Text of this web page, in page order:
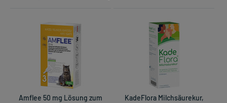
Amflee 50 mg Lösung zum
KadeFlora Milchsäurekur,